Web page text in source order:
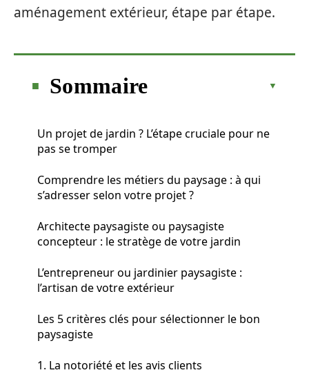
aménagement extérieur, étape par étape.
Sommaire
Un projet de jardin ? L’étape cruciale pour ne
pas se tromper
Comprendre les métiers du paysage : à qui
s’adresser selon votre projet ?
Architecte paysagiste ou paysagiste
concepteur : le stratège de votre jardin
L’entrepreneur ou jardinier paysagiste :
l’artisan de votre extérieur
Les 5 critères clés pour sélectionner le bon
paysagiste
1. La notoriété et les avis clients